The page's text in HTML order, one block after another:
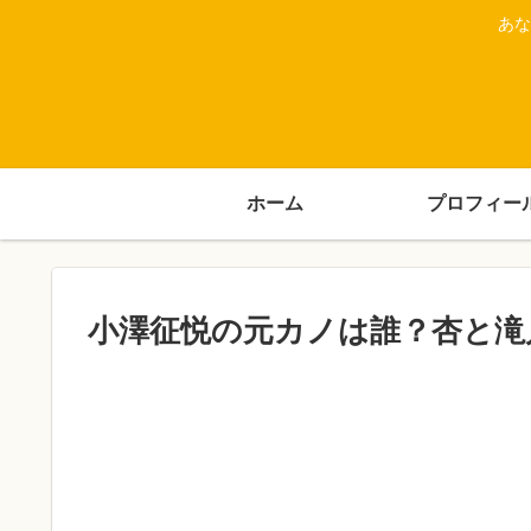
あ
ホーム プロフィー
小澤征悦の元カノは誰？杏と